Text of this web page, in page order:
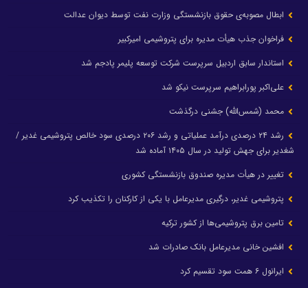
ابطال مصوبه‌ی حقوق بازنشستگی وزارت نفت توسط دیوان عدالت
فراخوان جذب هیأت مدیره برای پتروشیمی امیرکبیر
استاندار سابق اردبیل سرپرست شرکت توسعه پلیمر پادجم شد
علی‌اکبر پورابراهیم سرپرست نیکو شد
محمد (شمس‌الله) جشنی درگذشت
رشد ۲۴ درصدی درآمد عملیاتی و رشد ۲۰۶ درصدی سود خالص پتروشیمی غدیر /
شغدیر برای جهش تولید در سال ۱۴۰۵ آماده شد
تغییر در هیأت مدیره صندوق بازنشستگی کشوری
پتروشیمی غدیر، درگیری مدیرعامل با یکی از کارکنان را تکذیب کرد
تامین برق پتروشیمی‌ها از کشور ترکیه
افشین خانی مدیرعامل بانک صادرات شد
ایرانول ۶ همت سود تقسیم کرد